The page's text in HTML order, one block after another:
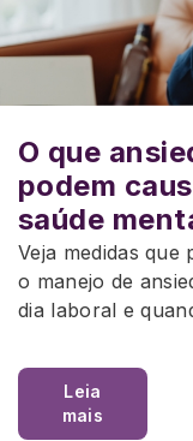
O que
podem
saúde
Veja medidas que
o manejo de
dia laboral e
Leia
mais